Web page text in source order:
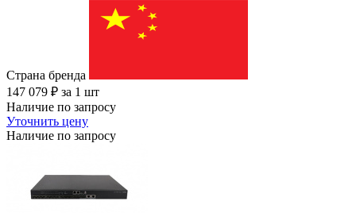
Страна бренда
147 079 ₽ за 1 шт
Наличие по запросу
Уточнить цену
Наличие по запросу